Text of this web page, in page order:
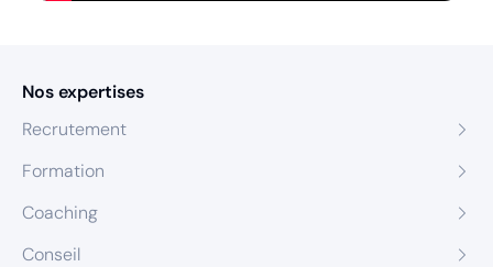
Nos expertises
Recrutement
Formation
Coaching
Conseil